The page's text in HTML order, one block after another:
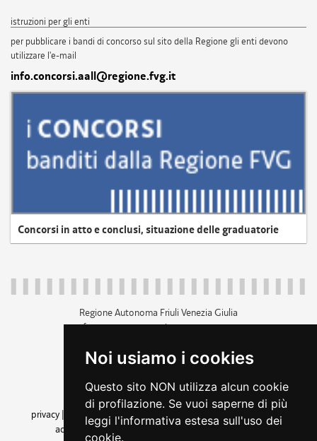
Noi usiamo i cookies
Questo sito NON utilizza alcun cookie
di profilazione. Se vuoi saperne di più
leggi l'informativa estesa sull'uso dei
cookie.
istruzioni per gli enti
per pubblicare i bandi di concorso sul sito della Regione gli enti devono
utilizzare l'e-mail
info.concorsi.aall@regione.fvg.it
Concorsi in atto e conclusi, situazione delle graduatorie
Regione Autonoma Friuli Venezia Giulia
c.f. 80014930327; p.iva 00526040324
+39 040 3771111
amministrazione trasparente
privacy
cookie |note legali accessibilità
dichiarazione di
accessibilità| feedback cambio preferenze cookie